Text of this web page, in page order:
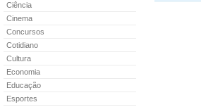
Ciência
Cinema
Concursos
Cotidiano
Cultura
Economia
Educação
Esportes